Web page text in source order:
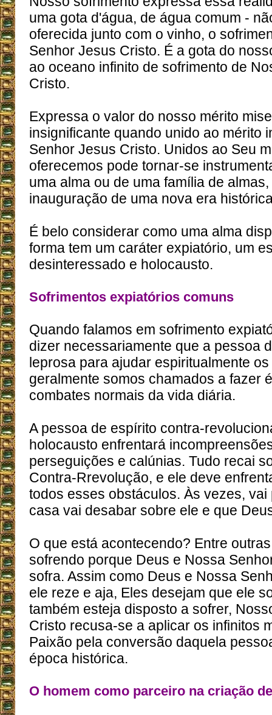
uma gota d'água, de água comum -
oferecida junto com o vinho, o
Senhor Jesus Cristo. É a gota do
ao oceano infinito de sofrimento de
Cristo.
Expressa o valor do nosso mérito
insignificante quando unido ao mérito
Senhor Jesus Cristo. Unidos ao Seu
oferecemos pode tornar-se
uma alma ou de uma família de
inauguração de uma nova era
É belo considerar como uma alma
forma tem um caráter expiatório, um
desinteressado e holocausto.
Sofrimentos expiatórios comuns
Quando falamos em sofrimento
dizer necessariamente que a pessoa
leprosa para ajudar espiritualmente
geralmente somos chamados a fazer
combates normais da vida diária.
A pessoa de espírito contra-
holocausto enfrentará
perseguições e calúnias. Tudo recai
Contra-Rrevolução, e ele deve
todos esses obstáculos. Às vezes,
casa vai desabar sobre ele e que
O que está acontecendo? Entre
sofrendo porque Deus e Nossa
sofra. Assim como Deus e Nossa
ele reze e aja, Eles desejam que ele
também esteja disposto a sofrer,
Cristo recusa-se a aplicar os infinitos
Paixão pela conversão daquela
época histórica.
O homem como parceiro na criação